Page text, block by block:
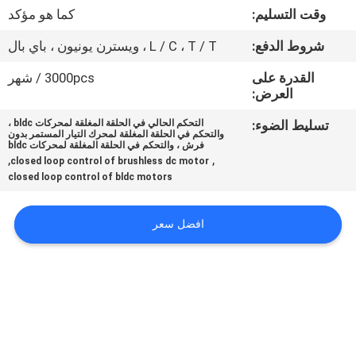
ضبط
الجودة
جميع
القضايا
وقت التسليم:
كما هو مؤكد
شروط الدفع:
L / C ، T / T ، ويسترن يونيون ، باي بال
القدرة على
العرض:
3000pcs / شهر
تسليط الضوء:
التحكم الحالي في الحلقة المغلقة لمحركات bldc ،
والتحكم في الحلقة المغلقة لمحرك التيار المستمر بدون
فرش ، والتحكم في الحلقة المغلقة لمحركات bldc
,
closed loop control of brushless dc motor
,
closed loop control of bldc motors
افضل سعر